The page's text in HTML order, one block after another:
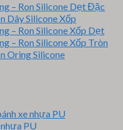
– Ron Silicone Dẹt Đặc
Dây Silicone Xốp
– Ron Silicone Xốp Dẹt
– Ron Silicone Xốp Tròn
Oring Silicone
xe nhựa PU
PU